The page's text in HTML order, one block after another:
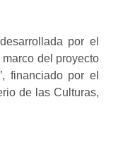
por el
del proyecto
financiado por el
de las Culturas,